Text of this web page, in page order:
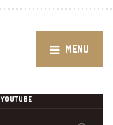
MENU
YOUTUBE